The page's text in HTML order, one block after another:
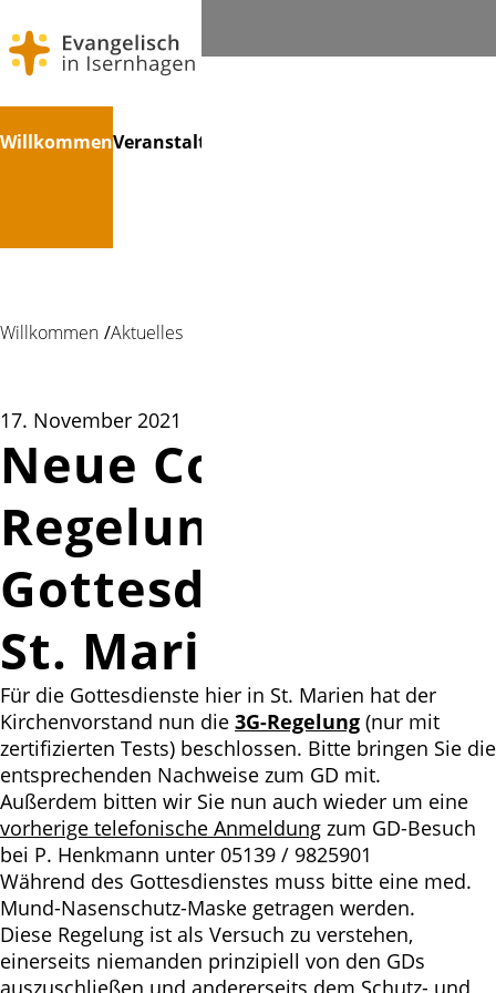
überspringen
WillkommenVeranstaltungen
Willkommen Aktuelles
17. November 2021
Neue Corona
Regelung für
Gottesdienste in
St. Marien
Für die Gottesdienste hier in St. Marien hat der
Kirchenvorstand nun die 3G-Regelung (nur mit
zertifizierten Tests) beschlossen. Bitte bringen Sie die
entsprechenden Nachweise zum GD mit.
Außerdem bitten wir Sie nun auch wieder um eine
vorherige telefonische Anmeldung zum GD-Besuch
bei P. Henkmann unter 05139 / 9825901
Während des Gottesdienstes muss bitte eine med.
Mund-Nasenschutz-Maske getragen werden.
Diese Regelung ist als Versuch zu verstehen,
einerseits niemanden prinzipiell von den GDs
auszuschließen und andererseits dem Schutz- und